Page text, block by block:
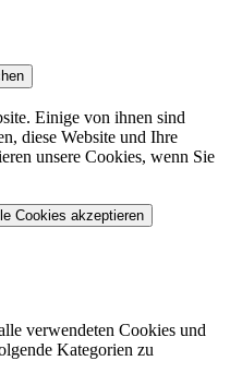
Einige von ihnen sind
diese Website und Ihre
unsere Cookies, wenn Sie
Cookies akzeptieren
verwendeten Cookies und
Kategorien zu